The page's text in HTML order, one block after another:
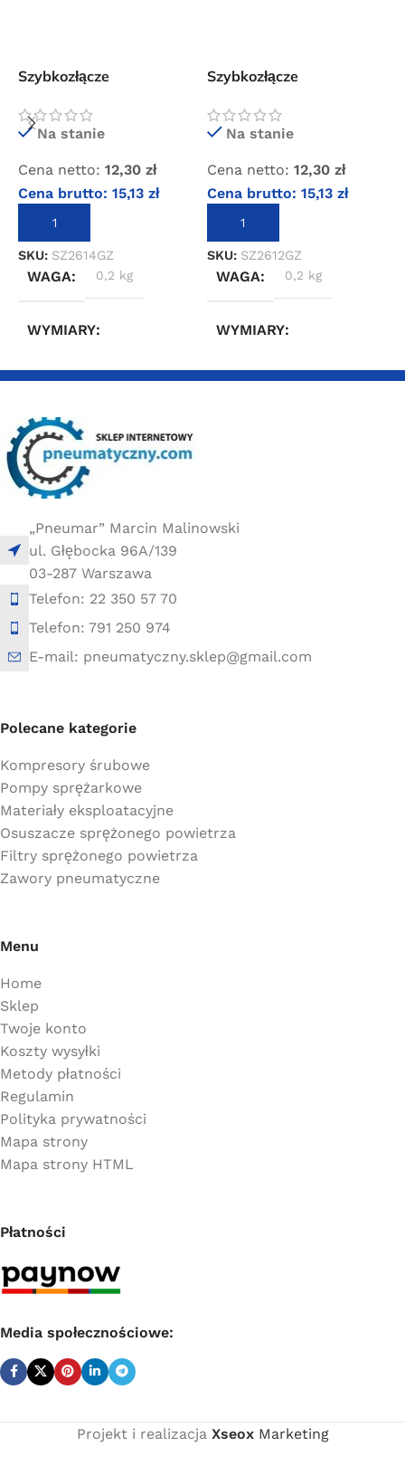
Szybkozłącze
zewnętrznym 1/4″
Na stanie
Cena netto: 12,30 zł
Cena brutto: 15,13 zł
DODAJ DO KOSZYKA
SKU: SZ2614GZ
WAGA 0,2 kg
WYMIARY
3 × 2,4 × 6,6 cm
Szybkozłącze
zewnętrznym 1/2″
Na stanie
Cena netto: 12,30 zł
Cena brutto: 15,13 zł
DODAJ DO KOSZYKA
SKU: SZ2612GZ
WAGA 0,2 kg
WYMIARY
3 × 2,4 × 6,6 cm
„Pneumar” Marcin Malinowski
ul. Głębocka 96A/139
03-287 Warszawa
Telefon: 22 350 57 70
Telefon: 791 250 974
E-mail: pneumatyczny.sklep@gmail.com
Polecane kategorie
Kompresory śrubowe
Pompy sprężarkowe
Materiały eksploatacyjne
Osuszacze sprężonego powietrza
Filtry sprężonego powietrza
Zawory pneumatyczne
Menu
Home
Sklep
Twoje konto
Koszty wysyłki
Metody płatności
Regulamin
Polityka prywatności
Mapa strony
Mapa strony HTML
Płatności
Media społecznościowe:
Projekt i realizacja XseoxMarketing
Tuleja